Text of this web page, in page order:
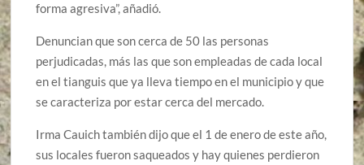
forma agresiva”, añadió.
Denuncian que son cerca de 50 las personas
perjudicadas, más las que son empleadas de cada local
en el tianguis que ya lleva tiempo en el municipio y que
se caracteriza por estar cerca del mercado.
Irma Cauich también dijo que el 1 de enero de este año,
sus locales fueron saqueados y hay quienes perdieron